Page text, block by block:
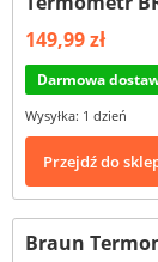
149,99 zł
Darmowa
Wysyłka: 1 dzień
Przejdź do
Braun